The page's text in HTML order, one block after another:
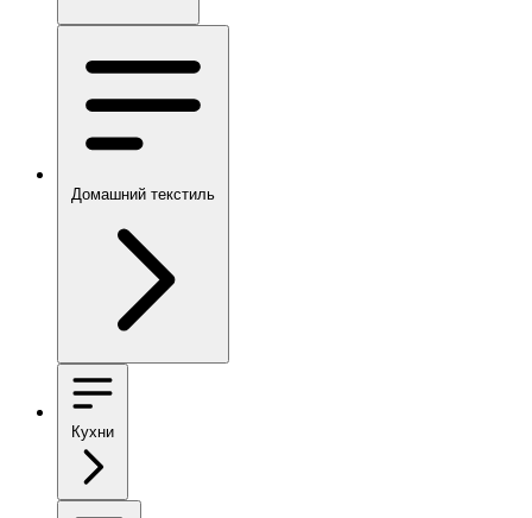
Домашний текстиль
Кухни